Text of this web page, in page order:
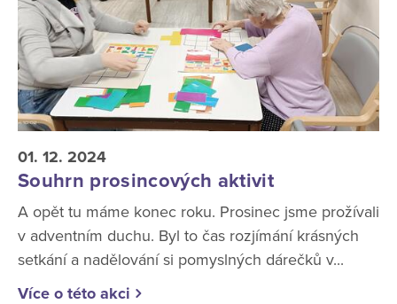
01. 12. 2024
Souhrn prosincových aktivit
A opět tu máme konec roku. Prosinec jsme prožívali
v adventním duchu. Byl to čas rozjímání krásných
setkání a nadělování si pomyslných dárečků v...
Více o této akci